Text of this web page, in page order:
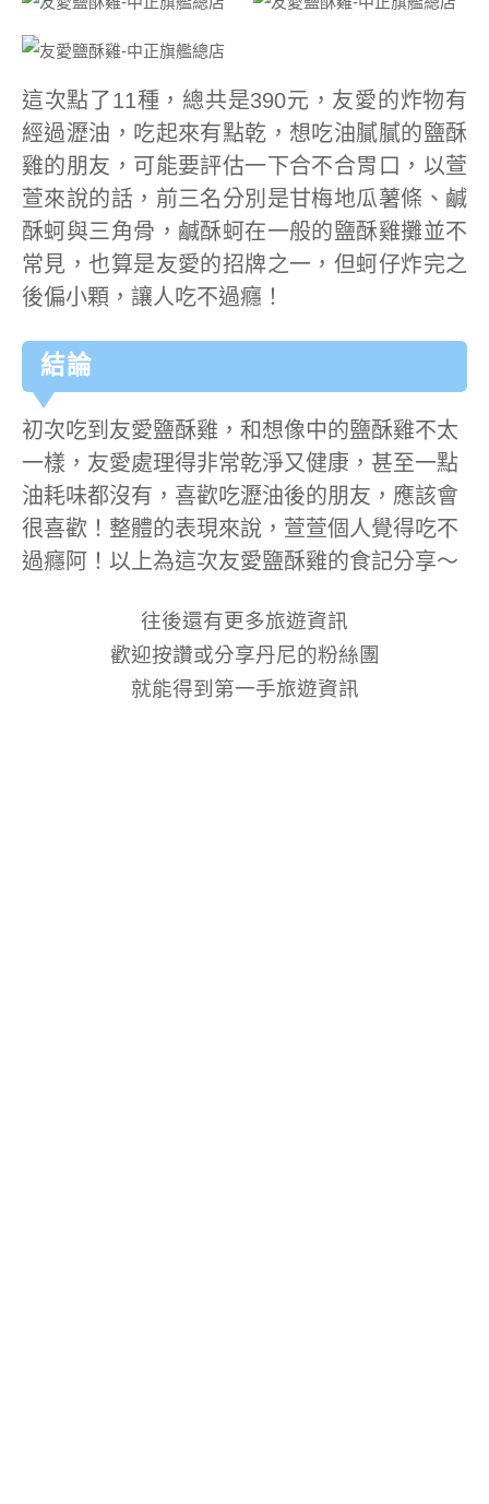
這次點了11種，總共是390元，友愛的炸物有
經過瀝油，吃起來有點乾，想吃油膩膩的鹽酥
雞的朋友，可能要評估一下合不合胃口，以萱
萱來說的話，前三名分別是甘梅地瓜薯條、鹹
酥蚵與三角骨，鹹酥蚵在一般的鹽酥雞攤並不
常見，也算是友愛的招牌之一，但蚵仔炸完之
後偏小顆，讓人吃不過癮！
結論
初次吃到友愛鹽酥雞，和想像中的鹽酥雞不太
一樣，友愛處理得非常乾淨又健康，甚至一點
油耗味都沒有，喜歡吃瀝油後的朋友，應該會
很喜歡！整體的表現來說，萱萱個人覺得吃不
過癮阿！以上為這次友愛鹽酥雞的食記分享～
往後還有更多旅遊資訊
歡迎按讚或分享丹尼的粉絲團
就能得到第一手旅遊資訊